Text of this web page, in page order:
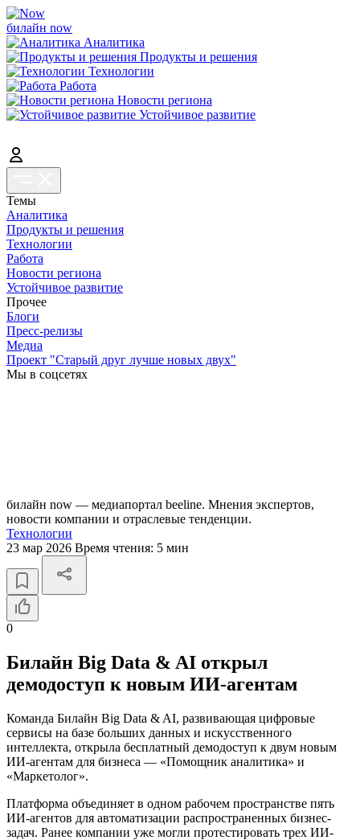
билайн now
Аналитика
Продукты и решения
Технологии
Работа
Новости региона
Устойчивое развитие
Темы
Аналитика
Продукты и решения
Технологии
Работа
Новости региона
Устойчивое развитие
Прочее
Блоги
Пресс-релизы
Медиа
Проект "Старый друг лучше новых двух"
Мы в соцсетях
билайн now — медиапортал beeline. Мнения экспертов,
новости компании и отраслевые тенденции.
Технологии
23 мар 2026 Время чтения: 5 мин
0
Билайн Big Data & AI открыл
демодоступ к новым ИИ-агентам
Команда Билайн Big Data & AI, развивающая цифровые
сервисы на базе больших данных и искусственного
интеллекта, открыла бесплатный демодоступ к двум новым
ИИ-агентам для бизнеса — «Помощник аналитика» и
«Маркетолог».
Платформа объединяет в одном рабочем пространстве пять
ИИ-агентов для автоматизации распространенных бизнес-
задач. Ранее компании уже могли протестировать трех ИИ-